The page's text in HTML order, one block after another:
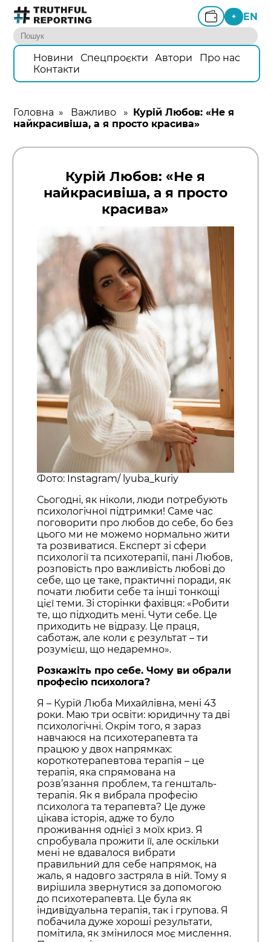
+ EN
Новини Спецпроєкти Автори
Про нас
Контакти
Головна » Важливо » Курій Любов: «Не я
найкрасивіша, а я просто красива»
Курій Любов: «Не я
найкрасивіша, а я просто
красива»
Фото: Instagram/ lyuba_kuriy
Сьогодні, як ніколи, люди потребують
психологічної підтримки! Саме час
поговорити про любов до себе, бо без
цього ми не можемо нормально жити
та розвиватися. Експерт зі сфери
психології та психотерапії, пані Любов,
розповість про важливість любові до
себе, що це таке, практичні поради, як
почати любити себе та інші тонкощі
цієї теми. Зі сторінки фахівця: «Робити
те, що підходить мені. Чути себе. Це
приходить не відразу. Це праця,
саботаж, але коли є результат – ти
розумієш, що недаремно».
Розкажіть про себе. Чому ви обрали
професію психолога?
Я – Курій Люба Михайлівна, мені 43
роки. Маю три освіти: юридичну та дві
психологічні. Окрім того, я зараз
навчаюся на психотерапевта та
працюю у двох напрямках:
короткотерапевтова терапія – це
терапія, яка спрямована на
розв’язання проблем, та геншталь-
терапія. Як я вибрала професію
психолога та терапевта? Це дуже
цікава історія, адже то було
проживання однієї з моїх криз. Я
спробувала прожити її, але оскільки
мені не вдавалося вибрати
правильний для себе напрямок, на
жаль, я надовго застряла в ній. Тому я
вирішила звернутися за допомогою
до психотерапевта. Це була як
індивідуальна терапія, так і групова. Я
побачила дуже хороші результати,
помітила, як змінилося моє мислення.